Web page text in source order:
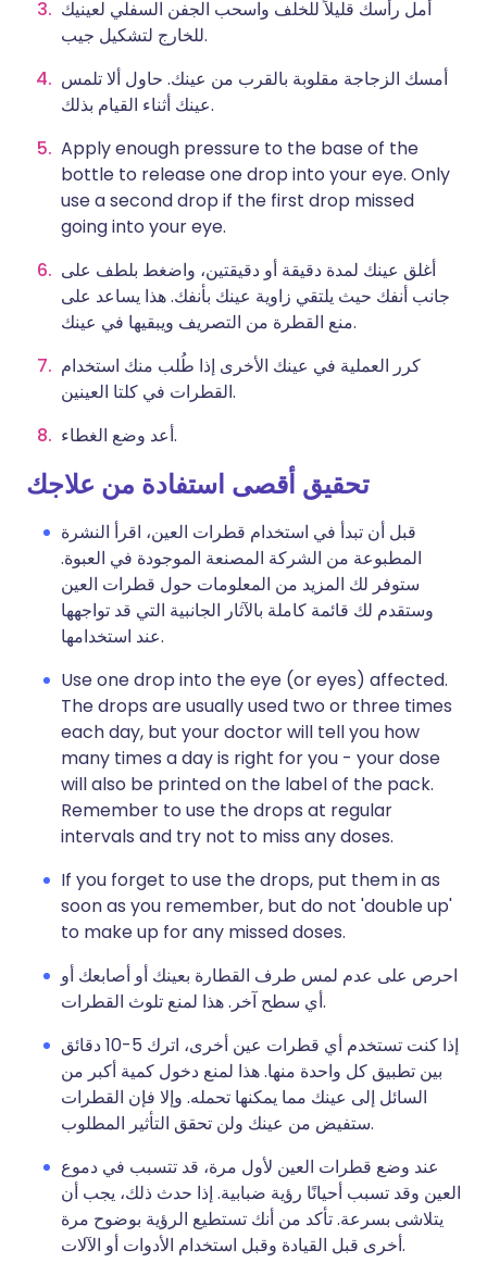
أمل رأسك قليلاً للخلف واسحب الجفن السفلي لعينيك
للخارج لتشكيل جيب.
أمسك الزجاجة مقلوبة بالقرب من عينك. حاول ألا تلمس
عينك أثناء القيام بذلك.
Apply enough pressure to the base of the
bottle to release one drop into your eye. Only
use a second drop if the first drop missed
going into your eye.
أغلق عينك لمدة دقيقة أو دقيقتين، واضغط بلطف على
جانب أنفك حيث يلتقي زاوية عينك بأنفك. هذا يساعد على
منع القطرة من التصريف ويبقيها في عينك.
كرر العملية في عينك الأخرى إذا طُلب منك استخدام
القطرات في كلتا العينين.
أعد وضع الغطاء.
تحقيق أقصى استفادة من علاجك
قبل أن تبدأ في استخدام قطرات العين، اقرأ النشرة
المطبوعة من الشركة المصنعة الموجودة في العبوة.
ستوفر لك المزيد من المعلومات حول قطرات العين
وستقدم لك قائمة كاملة بالآثار الجانبية التي قد تواجهها
عند استخدامها.
Use one drop into the eye (or eyes) affected.
The drops are usually used two or three times
each day, but your doctor will tell you how
many times a day is right for you - your dose
will also be printed on the label of the pack.
Remember to use the drops at regular
intervals and try not to miss any doses.
If you forget to use the drops, put them in as
soon as you remember, but do not 'double up'
to make up for any missed doses.
احرص على عدم لمس طرف القطارة بعينك أو أصابعك أو
أي سطح آخر. هذا لمنع تلوث القطرات.
إذا كنت تستخدم أي قطرات عين أخرى، اترك 5-10 دقائق
بين تطبيق كل واحدة منها. هذا لمنع دخول كمية أكبر من
السائل إلى عينك مما يمكنها تحمله. وإلا فإن القطرات
ستفيض من عينك ولن تحقق التأثير المطلوب.
عند وضع قطرات العين لأول مرة، قد تتسبب في دموع
العين وقد تسبب أحيانًا رؤية ضبابية. إذا حدث ذلك، يجب أن
يتلاشى بسرعة. تأكد من أنك تستطيع الرؤية بوضوح مرة
أخرى قبل القيادة وقبل استخدام الأدوات أو الآلات.